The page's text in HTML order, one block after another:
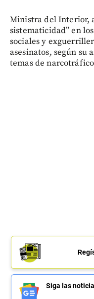
Ministra del Interior,
sistematicidad” en
sociales y
asesinatos, según su
temas de
Siga las